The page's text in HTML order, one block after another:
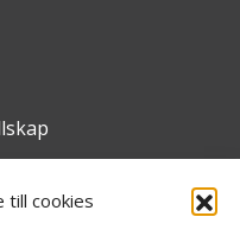
till cookies
inom äldre- och